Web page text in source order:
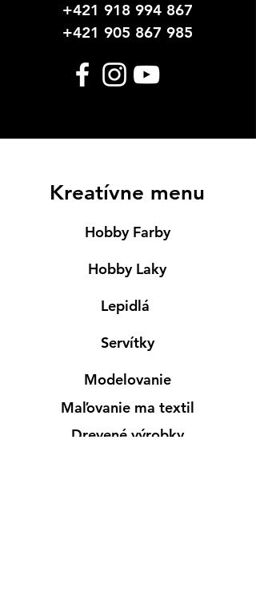
+421 918 994 867
+421 905 867 985
Kreatívne menu
Hobby Farby
Hobby Laky
Lepidlá
Servítky
Modelovanie
Maľovanie ma textil
Drevené výrobky